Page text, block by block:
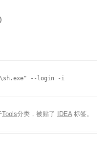
--login -i
Tools分类，被贴了 IDEA 标签。